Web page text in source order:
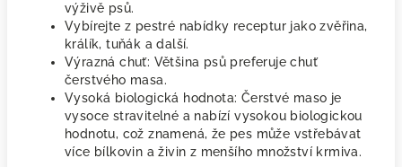
výživě psů.
Vybírejte z pestré nabídky receptur jako zvěřina,
králík, tuňák a další.
Výrazná chuť: Většina psů preferuje chuť
čerstvého masa.
Vysoká biologická hodnota: Čerstvé maso je
vysoce stravitelné a nabízí vysokou biologickou
hodnotu, což znamená, že pes může vstřebávat
více bílkovin a živin z menšího množství krmiva.